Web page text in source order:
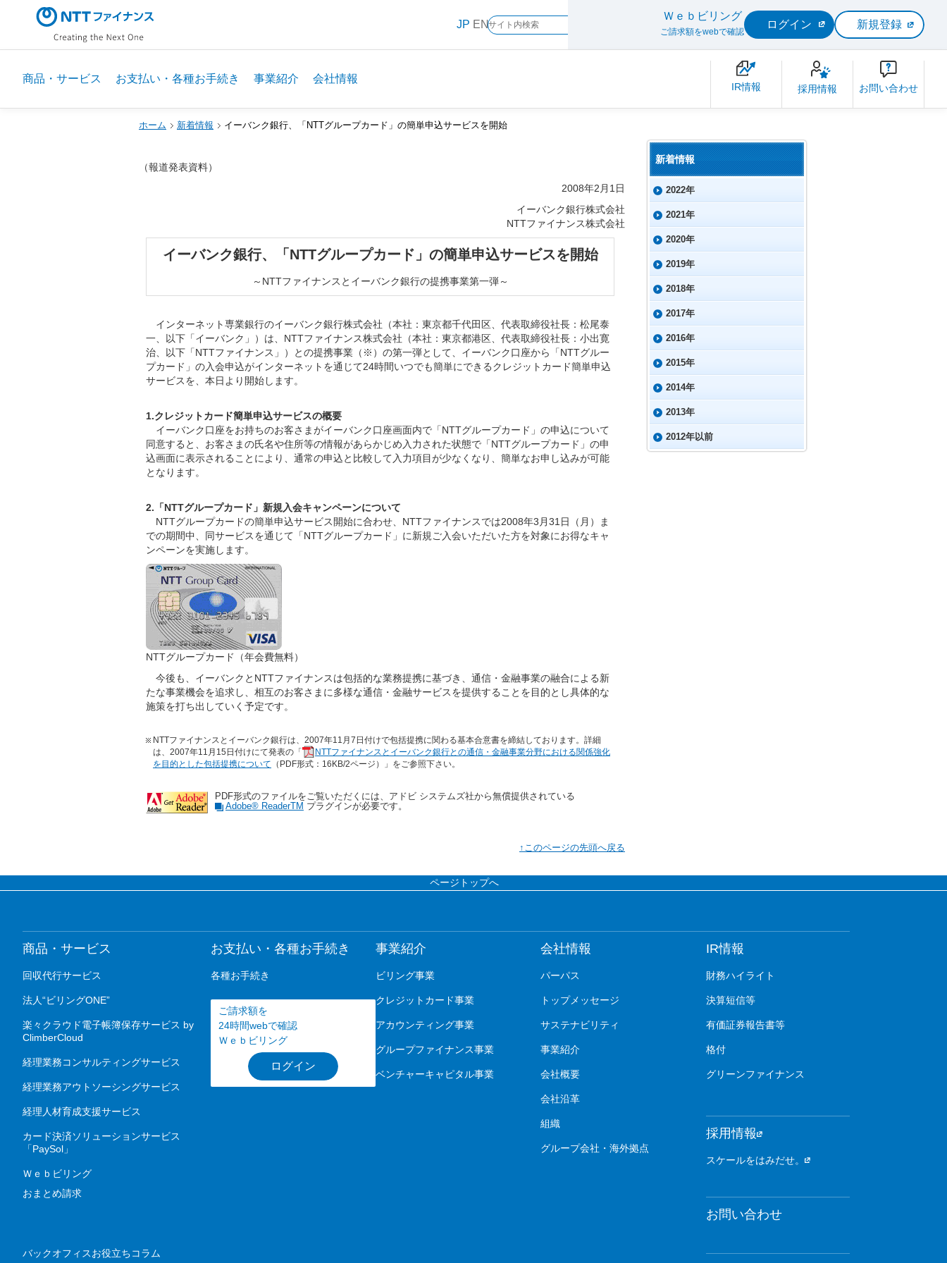
イ
ン
ツ
JP EN
Ｗｅｂビリング
ご請求額をwebで確認
ログイン 新規登録
商品・サービス お支払い・各種お手続き 事業紹介 会社情報
IR情報 採用情報 お問い合わせ
ホーム 新着情報 イーバンク銀行、「NTTグループカード」の簡単申込サービスを開始
（報道発表資料）
2008年2月1日
イーバンク銀行株式会社
NTTファイナンス株式会社
イーバンク銀行、「NTTグループカード」の簡単申込サービスを開始
～NTTファイナンスとイーバンク銀行の提携事業第一弾～
インターネット専業銀行のイーバンク銀行株式会社（本社：東京都千代田区、代表取締役社長：松尾泰
一、以下「イーバンク」）は、NTTファイナンス株式会社（本社：東京都港区、代表取締役社長：小出寛
治、以下「NTTファイナンス」）との提携事業（※）の第一弾として、イーバンク口座から「NTTグルー
プカード」の入会申込がインターネットを通じて24時間いつでも簡単にできるクレジットカード簡単申込
サービスを、本日より開始します。
1.クレジットカード簡単申込サービスの概要
イーバンク口座をお持ちのお客さまがイーバンク口座画面内で「NTTグループカード」の申込について
同意すると、お客さまの氏名や住所等の情報があらかじめ入力された状態で「NTTグループカード」の申
込画面に表示されることにより、通常の申込と比較して入力項目が少なくなり、簡単なお申し込みが可能
となります。
2.「NTTグループカード」新規入会キャンペーンについて
NTTグループカードの簡単申込サービス開始に合わせ、NTTファイナンスでは2008年3月31日（月）ま
での期間中、同サービスを通じて「NTTグループカード」に新規ご入会いただいた方を対象にお得なキャ
ンペーンを実施します。
NTTグループカード（年会費無料）
今後も、イーバンクとNTTファイナンスは包括的な業務提携に基づき、通信・金融事業の融合による新
たな事業機会を追求し、相互のお客さまに多様な通信・金融サービスを提供することを目的とし具体的な
施策を打ち出していく予定です。
NTTファイナンスとイーバンク銀行は、2007年11月7日付けで包括提携に関わる基本合意書を締結しております。詳細
は、2007年11月15日付けにて発表の「
NTTファイナンスとイーバンク銀行との通信・金融事業分野における関係強化
を目的とした包括提携について （PDF形式：16KB/2ページ）」をご参照下さい。
PDF形式のファイルをご覧いただくには、アドビ システムズ社から無償提供されている
Adobe® ReaderTM プラグインが必要です。
↑このページの先頭へ戻る
新着情報
2022年
2021年
2020年
2019年
2018年
2017年
2016年
2015年
2014年
2013年
2012年以前
ページトップへ
商品・サービス
回収代行サービス
法人“ビリングONE”
楽々クラウド電子帳簿保存サービス by
ClimberCloud
経理業務コンサルティングサービス
経理業務アウトソーシングサービス
経理人材育成支援サービス
カード決済ソリューションサービス
「PaySol」
Ｗｅｂビリング
おまとめ請求
バックオフィスお役立ちコラム
お支払い・各種お手続き
各種お手続き
ご請求額を
24時間webで確認
Ｗｅｂビリング
ログイン
事業紹介
ビリング事業
クレジットカード事業
アカウンティング事業
グループファイナンス事業
ベンチャーキャピタル事業
会社情報
パーパス
トップメッセージ
サステナビリティ
事業紹介
会社概要
会社沿革
組織
グループ会社・海外拠点
IR情報
財務ハイライト
決算短信等
有価証券報告書等
格付
グリーンファイナンス
採用情報
スケールをはみだせ。
お問い合わせ